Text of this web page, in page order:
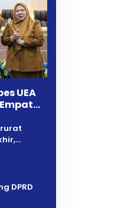
UEA
DPRD